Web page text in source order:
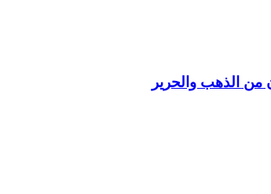
من الذهب والحرير